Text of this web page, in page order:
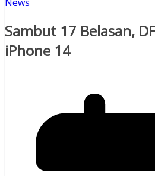
News
Sambut 17 Belasan,
iPhone 14